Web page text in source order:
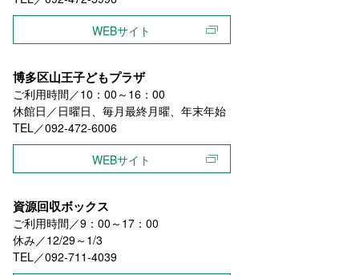
WEBサイト
博多区山王子どもプラザ
ご利用時間／10：00～16：00
休館日／日曜日、毎月最終月曜、年末年始
TEL／092-472-6006
WEBサイト
資源回収ボックス
ご利用時間／9：00～17：00
休み／12/29～1/3
TEL／092-711-4039